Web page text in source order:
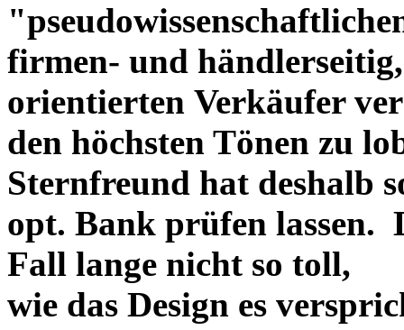
firmen- und
orientierten Verkäufer
den höchsten Tönen zu
Sternfreund hat deshalb
opt. Bank prüfen lassen.
Fall lange nicht so toll,
wie das Design es